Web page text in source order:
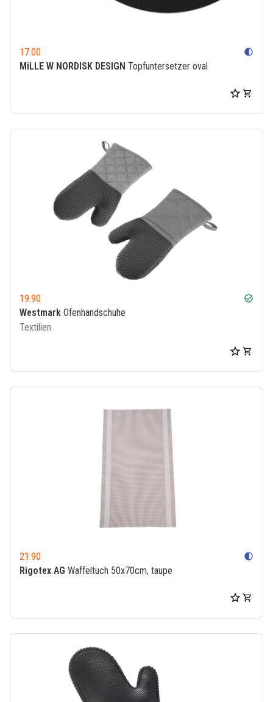
17.00 contrast
MiLLE W NORDISK DESIGN Topfuntersetzer oval
19.90 check_circle
Westmark Ofenhandschuhe
Textilien
21.90 contrast
Rigotex AG Waffeltuch 50x70cm, taupe